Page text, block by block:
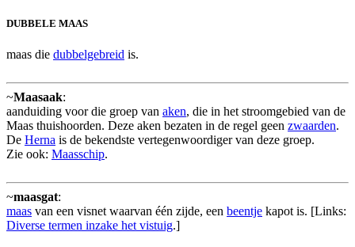
DUBBELE MAAS
maas die dubbelgebreid is.
~Maasaak:
aanduiding voor die groep van aken, die in het stroomgebied van de
Maas thuishoorden. Deze aken bezaten in de regel geen zwaarden.
De Herna is de bekendste vertegenwoordiger van deze groep.
Zie ook: Maasschip.
~maasgat:
maas van een visnet waarvan één zijde, een beentje kapot is. [Links:
Diverse termen inzake het vistuig.]